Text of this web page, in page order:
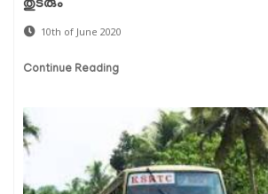
തുടരും
10th of June 2020
Continue Reading